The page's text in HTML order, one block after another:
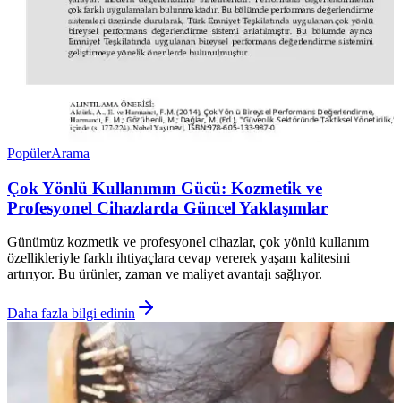
PopülerArama
Çok Yönlü Kullanımın Gücü: Kozmetik ve
Profesyonel Cihazlarda Güncel Yaklaşımlar
Günümüz kozmetik ve profesyonel cihazlar, çok yönlü kullanım
özellikleriyle farklı ihtiyaçlara cevap vererek yaşam kalitesini
artırıyor. Bu ürünler, zaman ve maliyet avantajı sağlıyor.
Daha fazla bilgi edinin